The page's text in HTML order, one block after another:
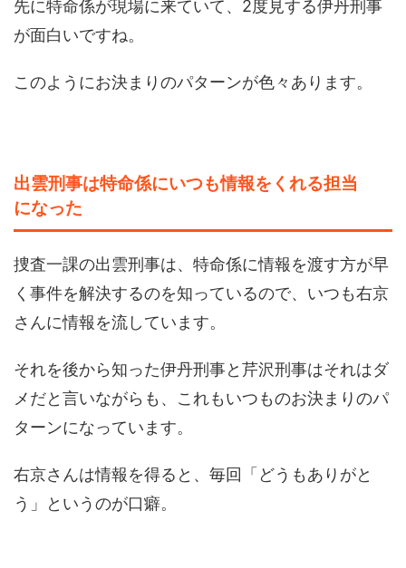
先に特命係が現場に来ていて、2度見する伊丹刑事
が面白いですね。
このようにお決まりのパターンが色々あります。
出雲刑事は特命係にいつも情報をくれる担当
になった
捜査一課の出雲刑事は、特命係に情報を渡す方が早
く事件を解決するのを知っているので、いつも右京
さんに情報を流しています。
それを後から知った伊丹刑事と芹沢刑事はそれはダ
メだと言いながらも、これもいつものお決まりのパ
ターンになっています。
右京さんは情報を得ると、毎回「どうもありがと
う」というのが口癖。